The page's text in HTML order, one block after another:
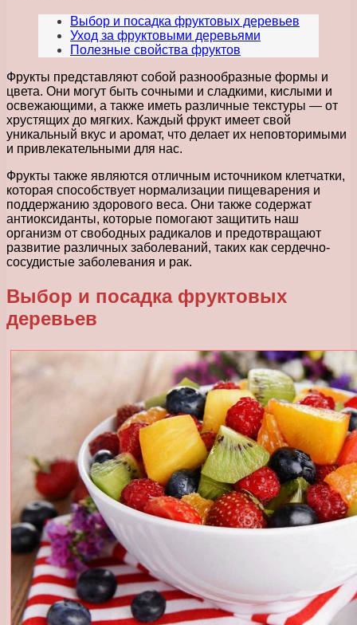
Выбор и посадка фруктовых деревьев
Уход за фруктовыми деревьями
Полезные свойства фруктов
Фрукты представляют собой разнообразные формы и
цвета. Они могут быть сочными и сладкими, кислыми и
освежающими, а также иметь различные текстуры — от
хрустящих до мягких. Каждый фрукт имеет свой
уникальный вкус и аромат, что делает их неповторимыми
и привлекательными для нас.
Фрукты также являются отличным источником клетчатки,
которая способствует нормализации пищеварения и
поддержанию здорового веса. Они также содержат
антиоксиданты, которые помогают защитить наш
организм от свободных радикалов и предотвращают
развитие различных заболеваний, таких как сердечно-
сосудистые заболевания и рак.
Выбор и посадка фруктовых
деревьев